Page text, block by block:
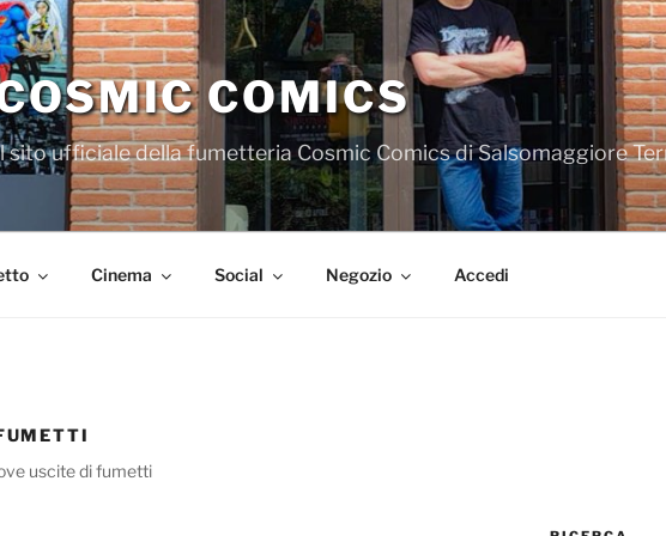
COMICS
sito ufficiale della fumetteria Cosmic Comics di Salsomaggiore
Cinema Social Negozio Accedi
uscite di fumetti